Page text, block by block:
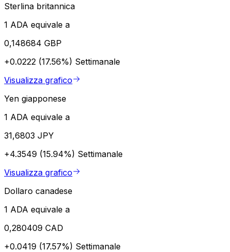
Sterlina britannica
1 ADA equivale a
0,148684 GBP
+0.0222 (17.56%) Settimanale
Visualizza grafico
Yen giapponese
1 ADA equivale a
31,6803 JPY
+4.3549 (15.94%) Settimanale
Visualizza grafico
Dollaro canadese
1 ADA equivale a
0,280409 CAD
+0.0419 (17.57%) Settimanale